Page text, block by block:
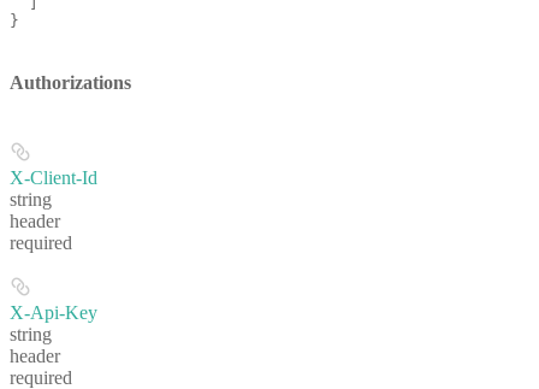
}
Authorizations
X-Client-Id
string
header
required
X-Api-Key
string
header
required